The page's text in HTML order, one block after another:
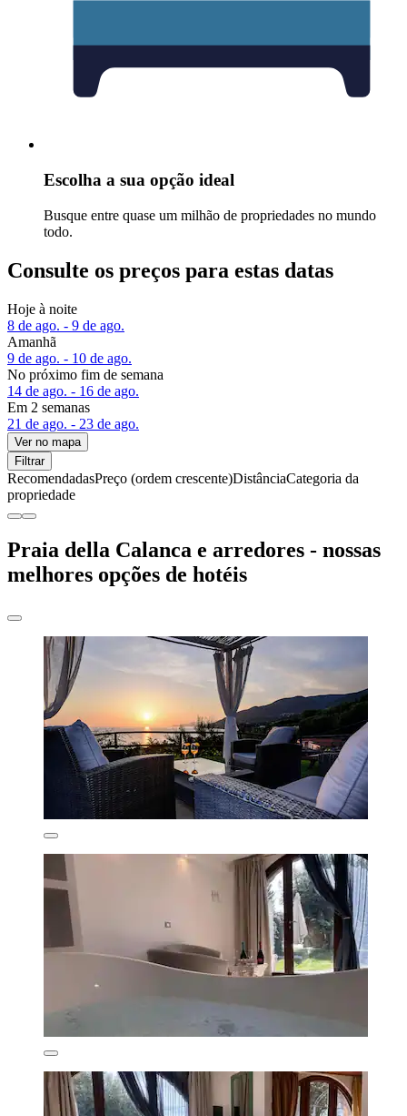
Escolha a sua opção ideal
Busque entre quase um milhão de propriedades no mundo
todo.
Consulte os preços para estas datas
Hoje à noite
8 de ago. - 9 de ago.
Amanhã
9 de ago. - 10 de ago.
No próximo fim de semana
14 de ago. - 16 de ago.
Em 2 semanas
21 de ago. - 23 de ago.
Ver no mapa
Filtrar
RecomendadasPreço (ordem crescente)DistânciaCategoria da
propriedade
Praia della Calanca e arredores - nossas
melhores opções de hotéis